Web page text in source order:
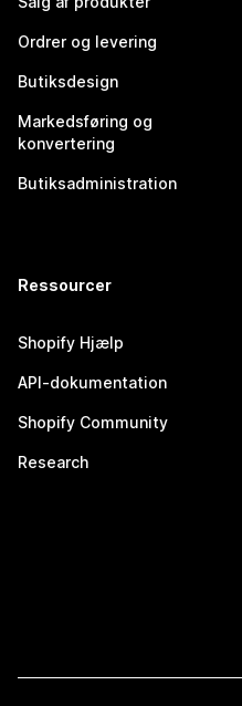
Ordrer og levering
Butiksdesign
Markedsføring og
konvertering
Butiksadministration
Ressourcer
Shopify Hjælp
API-dokumentation
Shopify Community
Research